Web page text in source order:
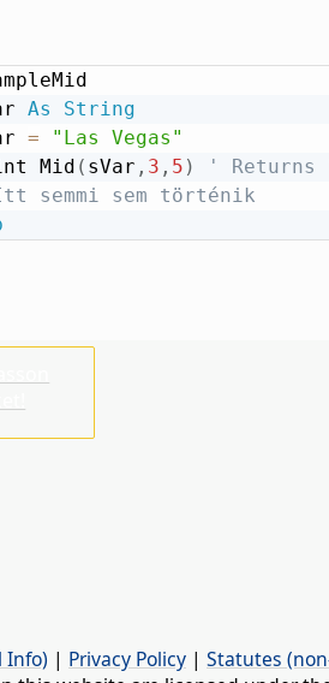
As
String
=
"Las Vegas"
Mid
( sVar , 3 , 5 )
' Returns
semmi sem történik
Info) | Privacy Policy | Statutes